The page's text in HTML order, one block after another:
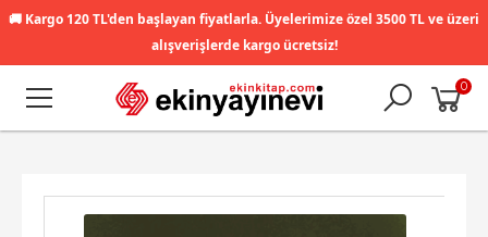
🚚 Kargo 120 TL'den başlayan fiyatlarla. Üyelerimize özel 3500 TL ve üzeri
alışverişlerde kargo ücretsiz!
0